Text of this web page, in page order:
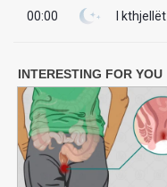
00:00 I kthjellët